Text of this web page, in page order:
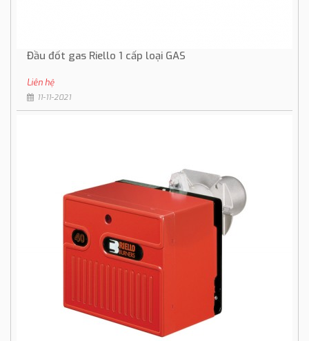
Đầu đốt gas Riello 1 cấp loại GAS
Liên hệ
11-11-2021